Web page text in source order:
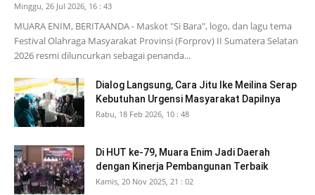
Minggu, 26 Jul 2026, 16 : 43
MUARA ENIM, BERITAANDA - Maskot "Si Bara", logo, dan lagu tema
Festival Olahraga Masyarakat Provinsi (Forprov) II Sumatera Selatan
2026 resmi diluncurkan sebagai penanda...
Dialog Langsung, Cara Jitu Ike Meilina Serap
Kebutuhan Urgensi Masyarakat Dapilnya
Rabu, 18 Feb 2026, 10 : 48
Di HUT ke-79, Muara Enim Jadi Daerah
dengan Kinerja Pembangunan Terbaik
Kamis, 20 Nov 2025, 21 : 02